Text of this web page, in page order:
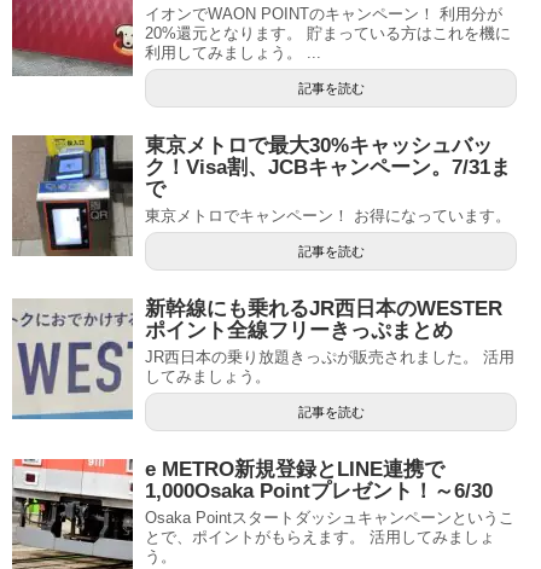
イオンでWAON POINTのキャンペーン！ 利用分が
20%還元となります。 貯まっている方はこれを機に
利用してみましょう。 ...
記事を読む
東京メトロで最大30%キャッシュバッ
ク！Visa割、JCBキャンペーン。7/31ま
で
東京メトロでキャンペーン！ お得になっています。
記事を読む
新幹線にも乗れるJR西日本のWESTER
ポイント全線フリーきっぷまとめ
JR西日本の乗り放題きっぷが販売されました。 活用
してみましょう。
記事を読む
e METRO新規登録とLINE連携で
1,000Osaka Pointプレゼント！～6/30
Osaka Pointスタートダッシュキャンペーンというこ
とで、ポイントがもらえます。 活用してみましょ
う。